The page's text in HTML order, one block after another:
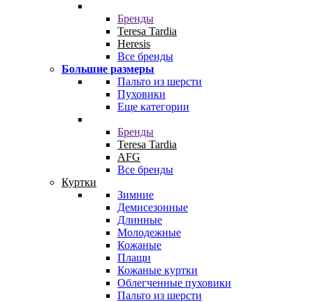
Бренды
Teresa Tardia
Heresis
Все бренды
Большие размеры
Пальто из шерсти
Пуховики
Еще категории
Бренды
Teresa Tardia
AFG
Все бренды
Куртки
Зимние
Демисезонные
Длинные
Молодежные
Кожаные
Плащи
Кожаные куртки
Облегченные пуховики
Пальто из шерсти